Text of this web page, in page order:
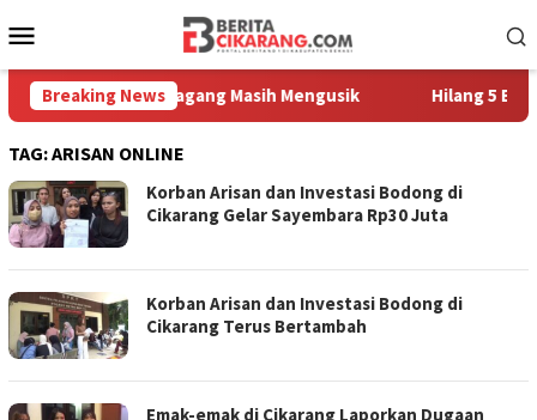
ke
Mobile
Breaking News
Sampah Pedagang Masih Mengusik Hilang 5 Bulan,
TAG:ARISAN ONLINE
Korban Arisan dan Investasi Bodong di
Cikarang Gelar Sayembara Rp30 Juta
Korban Arisan dan Investasi Bodong di
Cikarang Terus Bertambah
Emak-emak di Cikarang Laporkan Dugaan